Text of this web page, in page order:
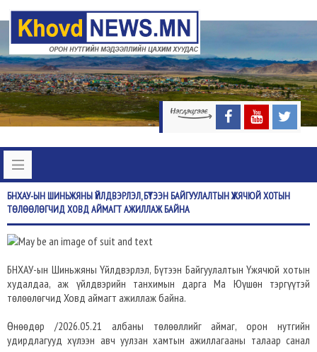
БНХАУ-ЫНШИНЬЖЯНЫ ҮЙЛДВЭРЛЭЛ, БҮТЭЭН БАЙГУУЛАЛТЫН ҮЖЯЧЮЙ ХОТЫН
ТӨЛӨӨЛӨГЧИД ХОВД АЙМАГТ АЖИЛЛАЖ БАЙНА
БНХАУ-ын Шиньжяны Үйлдвэрлэл, Бүтээн Байгуулалтын Үжячюй хотын
худалдаа, аж үйлдвэрийн танхимын дарга Ма Юүшөн тэргүүтэй
төлөөлөгчид Ховд аймагт ажиллаж байна.
Өнөөдөр /2026.05.21 албаны төлөөллийг аймаг, орон нутгийн
удирдлагууд хүлээн авч уулзан хамтын ажиллагааны талаар санал